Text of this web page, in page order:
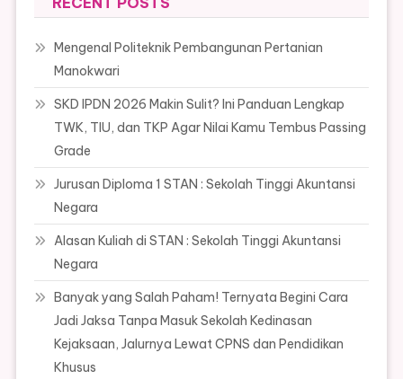
Mengenal Politeknik Pembangunan Pertanian
Manokwari
SKD IPDN 2026 Makin Sulit? Ini Panduan Lengkap
TWK, TIU, dan TKP Agar Nilai Kamu Tembus Passing
Grade
Jurusan Diploma 1 STAN : Sekolah Tinggi Akuntansi
Negara
Alasan Kuliah di STAN : Sekolah Tinggi Akuntansi
Negara
Banyak yang Salah Paham! Ternyata Begini Cara
Jadi Jaksa Tanpa Masuk Sekolah Kedinasan
Kejaksaan, Jalurnya Lewat CPNS dan Pendidikan
Khusus